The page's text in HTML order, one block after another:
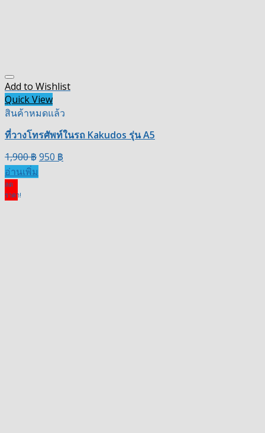
Add to Wishlist
Quick View
สินค้าหมดแล้ว
ที่วางโทรศัพท์ในรถ Kakudos รุ่น A5
1,900฿950 ฿
อ่านเพิ่ม
ลด
ราคา!